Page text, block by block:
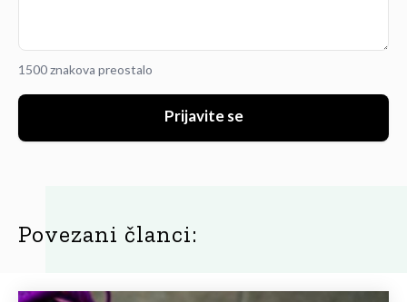
1500 znakova preostalo
Prijavite se
Povezani članci: